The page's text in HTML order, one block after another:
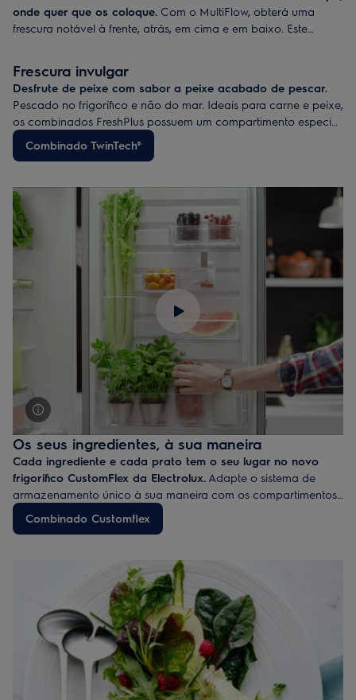
onde quer que os coloque. Com o MultiFlow, obterá uma
frescura notável à frente, atrás, em cima e em baixo. Este
uniformes em todo o compartimento do
seus alimentos ainda estarão deliciosos quando precisar deles.
E desperdiçará menos.
Frescura invulgar
Desfrute de peixe com sabor a peixe acabado de pescar.
Pescado no frigorífico e não do mar. Ideais para carne e peixe,
os combinados FreshPlus possuem um compartimento especial
que conserva os alimentos a temperaturas inferiores às
habituais. Para que os seus alimentos sejam conservados à
sabores.
Combinado TwinTech®
Os seus ingredientes, à sua maneira
Cada ingrediente e cada prato tem o seu lugar no novo
frigorífico CustomFlex da Electrolux. Adapte o sistema de
armazenamento único à sua maneira com os compartimentos
e as prateleiras facilmente reorganizáveis para otimizar o
espaço e o acesso. Ideias frescas, sabores frescos, sempre.
Combinado Customflex